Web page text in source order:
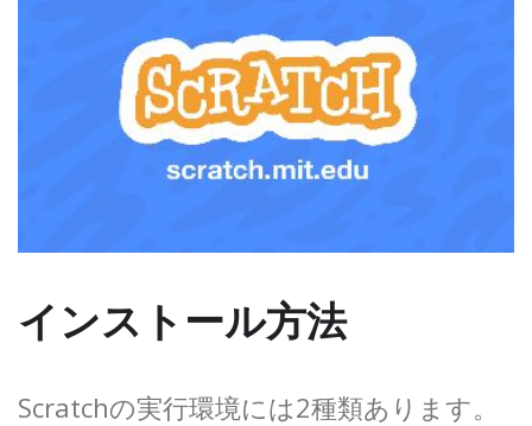
インストール方法
Scratchの実行環境には2種類あります。